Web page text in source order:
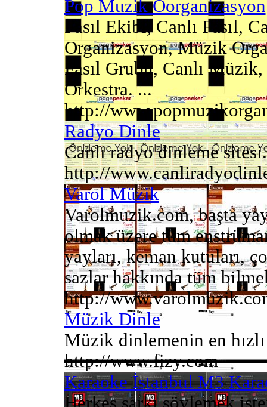
Pop Muzik Oorganizasyon
Fasıl Ekibi, Canlı Fasıl,
Organizasyon, Müzik
Fasıl Grubu, Canlı
Orkestra. ...
http://
Radyo Dinle
Canlı radyo dinleme
http://
Varol Müzik
Varolmuzik.com, başta
olmak üzere tüm
yayları, keman kutuları,
sazlar hakkında tüm
http://
Müzik Dinle
Müzik dinlemenin en
http://www.fizy.com
Karaoke İstanbul M3
Herkes şarkı söylemek